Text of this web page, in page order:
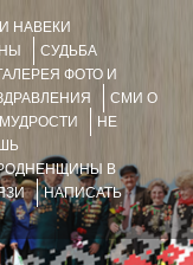
НАВЕКИ
СУДЬБА
ФОТО И
СМИ О
НЕ
В
НАПИСАТЬ